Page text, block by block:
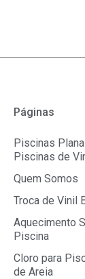
Páginas
Piscinas
Piscinas de
Quem Somos
Troca de Vinil
Aquecimento
Piscina
Cloro para
de Areia